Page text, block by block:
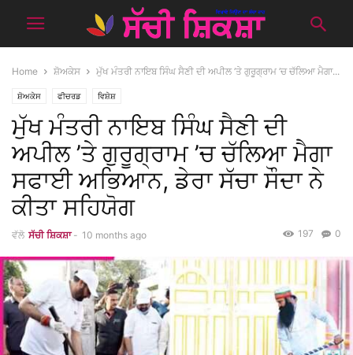
Home ਸ਼ੋਅਕੇਸ ਮੁੱਖ ਮੰਤਰੀ ਨਾਇਬ ਸਿੰਘ ਸੈਣੀ ਦੀ ਅਪੀਲ ’ਤੇ ਗੁਰੂਗ੍ਰਾਮ ’ਚ ਚੱਲਿਆ ਮੈਗਾ...
ਸ਼ੋਅਕੇਸ ਫੀਚਰਡ ਵਿਸ਼ੇਸ਼
ਮੁੱਖ ਮੰਤਰੀ ਨਾਇਬ ਸਿੰਘ ਸੈਣੀ ਦੀ
ਅਪੀਲ ’ਤੇ ਗੁਰੂਗ੍ਰਾਮ ’ਚ ਚੱਲਿਆ ਮੈਗਾ
ਸਫਾਈ ਅਭਿਆਨ, ਡੇਰਾ ਸੱਚਾ ਸੌਦਾ ਨੇ
ਕੀਤਾ ਸਹਿਯੋਗ
ਵੱਲੋ ਸੱਚੀ ਸ਼ਿਕਸ਼ਾ - 10 months ago 0
197